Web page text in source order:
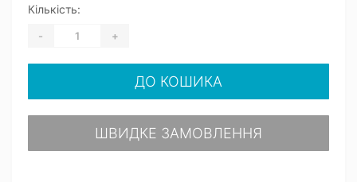
Кількість:
- +
ДО КОШИКА
ШВИДКЕ ЗАМОВЛЕННЯ